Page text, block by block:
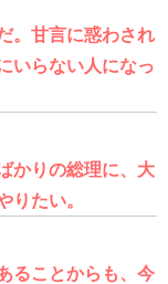
。甘言に惑わされ
いらない人になっ
かりの総理に、大
りたい。
ることからも、今